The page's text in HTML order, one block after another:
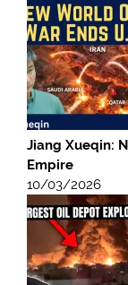
Jiang Xueqin:
Empire
10/03/2026